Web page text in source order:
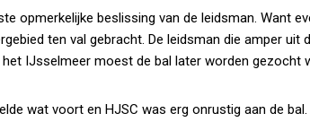
opmerkelijke beslissing van de leidsman. Want
ten val gebracht. De leidsman die amper
het IJsselmeer moest de bal later worden gezocht
wat voort en HJSC was erg onrustig aan de